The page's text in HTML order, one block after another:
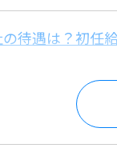
待遇は？初任